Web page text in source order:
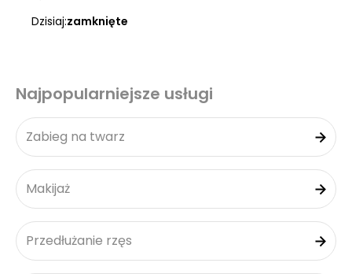
Dzisiaj:zamknięte
Najpopularniejsze usługi
Zabieg na twarz
Makijaż
Przedłużanie rzęs